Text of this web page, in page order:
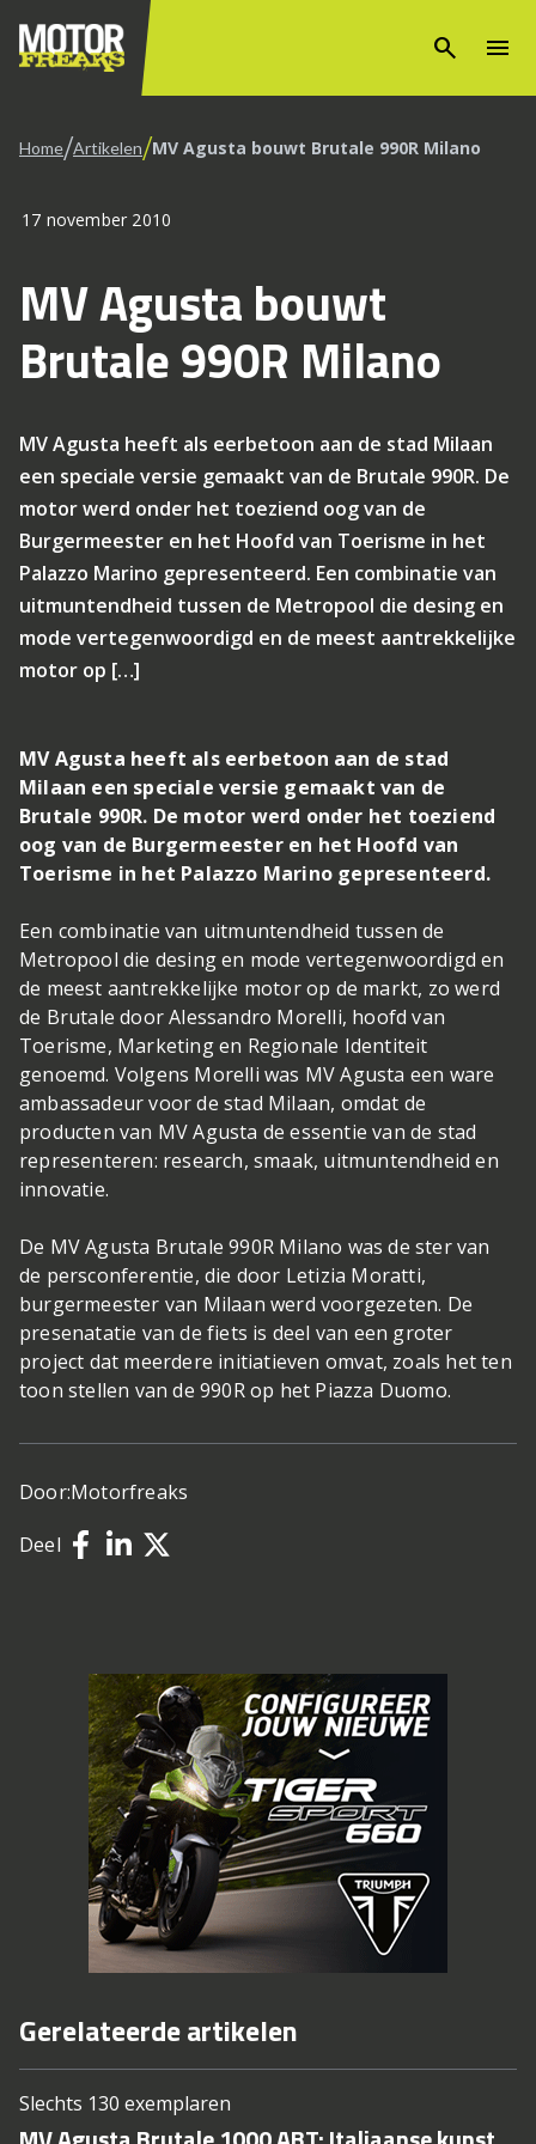
search menu
Home/Artikelen/MV Agusta bouwt Brutale 990R Milano
17 november 2010
MV Agusta bouwt
Brutale 990R Milano
MV Agusta heeft als eerbetoon aan de stad Milaan
een speciale versie gemaakt van de Brutale 990R. De
motor werd onder het toeziend oog van de
Burgermeester en het Hoofd van Toerisme in het
Palazzo Marino gepresenteerd. Een combinatie van
uitmuntendheid tussen de Metropool die desing en
mode vertegenwoordigd en de meest aantrekkelijke
motor op […]
MV Agusta heeft als eerbetoon aan de stad
Milaan een speciale versie gemaakt van de
Brutale 990R. De motor werd onder het toeziend
oog van de Burgermeester en het Hoofd van
Toerisme in het Palazzo Marino gepresenteerd.
Een combinatie van uitmuntendheid tussen de
Metropool die desing en mode vertegenwoordigd en
de meest aantrekkelijke motor op de markt, zo werd
de Brutale door Alessandro Morelli, hoofd van
Toerisme, Marketing en Regionale Identiteit
genoemd. Volgens Morelli was MV Agusta een ware
ambassadeur voor de stad Milaan, omdat de
producten van MV Agusta de essentie van de stad
representeren: research, smaak, uitmuntendheid en
innovatie.
De MV Agusta Brutale 990R Milano was de ster van
de persconferentie, die door Letizia Moratti,
burgermeester van Milaan werd voorgezeten. De
presenatatie van de fiets is deel van een groter
project dat meerdere initiatieven omvat, zoals het ten
toon stellen van de 990R op het Piazza Duomo.
Door:Motorfreaks
Deel
Gerelateerde artikelen
Slechts 130 exemplaren